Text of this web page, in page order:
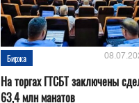
Биржа
На торгах ГТСБТ заключены
63,4 млн манатов